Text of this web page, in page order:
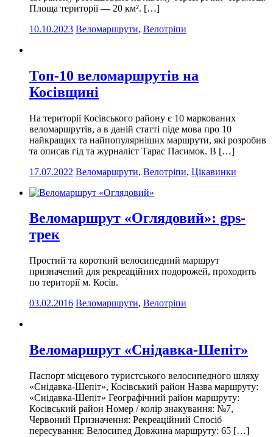
Площа території — 20 км². […]
10.10.2023 Веломаршрути, Велотріпи
Топ-10 веломаршрутів на
Косівщині
На території Косівського району є 10 маркованих
веломаршрутів, а в даній статті піде мова про 10
найкращих та найпопулярніших маршрути, які розробив
та описав гід та журналіст Тарас Пасимок. В […]
17.07.2022 Веломаршрути, Велотріпи, Цікавинки
Веломаршрут «Оглядовий»: gps-
трек
Простий та короткий велосипедний маршрут
призначений для рекреаційних подорожей, проходить
по території м. Косів.
03.02.2016 Веломаршрути, Велотріпи
Веломаршрут «Снідавка-Шепіт»
Паспорт місцевого туристського велосипедного шляху
«Снідавка-Шепіт», Косівський район Назва маршруту:
«Снідавка-Шепіт» Географічний район маршруту:
Косівський район Номер / колір знакування: №7,
Червоний Призначення: Рекреаційний Спосіб
пересування: Велосипед Довжина маршруту: 65 […]